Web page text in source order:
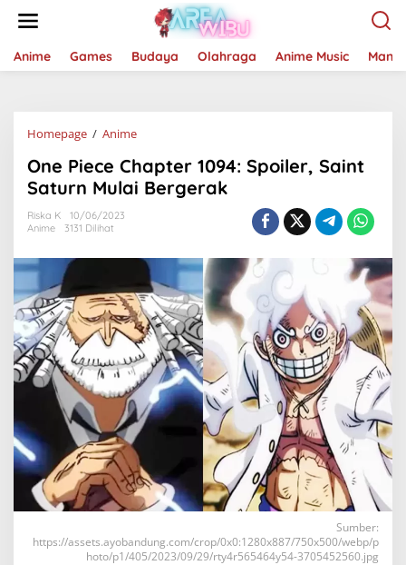
Anime Games Budaya Olahraga Anime Music
Homepage / AnimeOne
Chapter
1094:
Spoiler,
Bergerak
One Piece Chapter 1094: Spoiler, Saint
Saturn Mulai Bergerak
Riska K
10/06/2023
Anime
3131 Dilihat
Sumber:
https://assets.ayobandung.com/crop/0x0:1280x887/750x500/webp/p
hoto/p1/405/2023/09/29/rty4r565464y54-3705452560.jpg